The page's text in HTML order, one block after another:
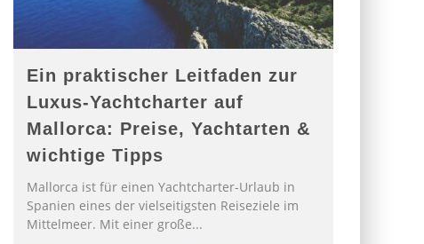
Ein praktischer Leitfaden zur
Luxus-Yachtcharter auf
Mallorca: Preise, Yachtarten &
wichtige Tipps
Mallorca ist für einen Yachtcharter-Urlaub in
Spanien eines der vielseitigsten Reiseziele im
Mittelmeer. Mit einer große...